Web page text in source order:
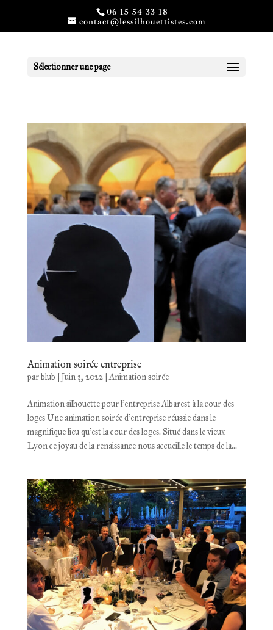
06 15 54 33 18
contact@lessilhouettistes.com
Sélectionner une page
Animation soirée entreprise
parblub Juin 3, 2022|Animation soirée
Animation silhouette pour l’entreprise Albarest à la cour des
loges Une animation soirée d’entreprise réussie dans le
magnifique lieu qu’est la cour des loges. Situé dans le vieux
Lyon ce joyau de la renaissance nous accueille le temps de la...